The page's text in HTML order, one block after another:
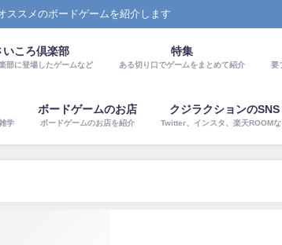
ススメのボードゲームを紹介します
いころ倶楽部
部に登場したゲームなど
特集
ある切り口でゲームをまとめて紹介 要
学
ボードゲームのお店
ボードゲームのお店を紹介
クジラクションのSNS
Twitter、インスタ、楽天ROOM